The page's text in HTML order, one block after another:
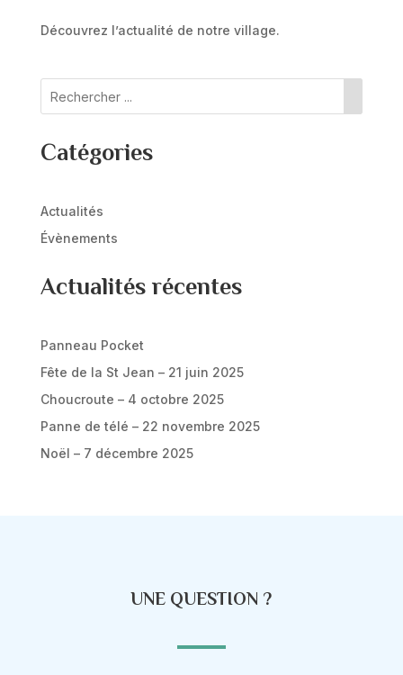
Découvrez l’actualité de notre village.
Catégories
Actualités
Évènements
Actualités récentes
Panneau Pocket
Fête de la St Jean – 21 juin 2025
Choucroute – 4 octobre 2025
Panne de télé – 22 novembre 2025
Noël – 7 décembre 2025
UNE QUESTION ?